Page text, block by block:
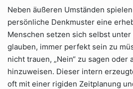
Neben äußeren Umständen
persönliche Denkmuster eine
Menschen setzen sich selbst
glauben, immer perfekt sein zu
nicht trauen, „Nein“ zu sagen oder
hinzuweisen. Dieser intern
oft mit einer rigiden Zeitplanung